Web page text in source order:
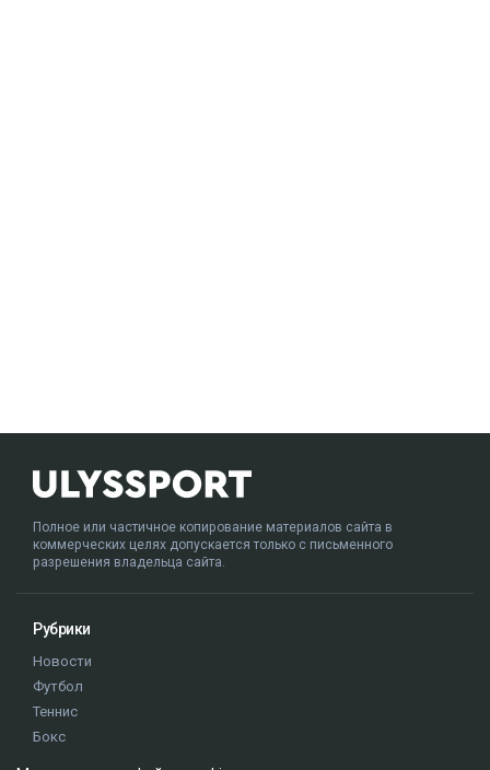
Полное или частичное копирование материалов сайта в
коммерческих целях допускается только с письменного
разрешения владельца сайта.
Рубрики
Новости
Футбол
Теннис
Бокс